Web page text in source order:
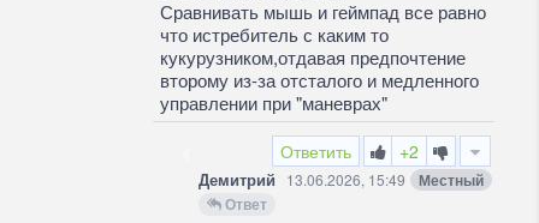
Сравнивать мышь и геймпад все равно
что истребитель с каким то
кукурузником,отдавая предпочтение
второму из-за отсталого и медленного
управлении при "маневрах"
Ответить +2
Демитрий 13.06.2026, 15:49
Местный
Ответ